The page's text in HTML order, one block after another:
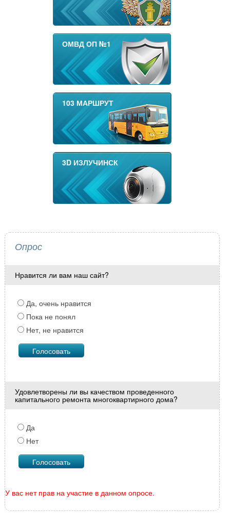
ОМВД ОП №1
103 МАРШРУТ
3D ИЗЛУЧИНСК
Опрос
Нравится ли вам наш сайт?
Да, очень нравится
Пока не понял
Нет, не нравится
Удовлетворены ли вы качеством проведенного
капитального ремонта многоквартирного дома?
Да
Нет
У вас нет прав на участие в данном опросе.